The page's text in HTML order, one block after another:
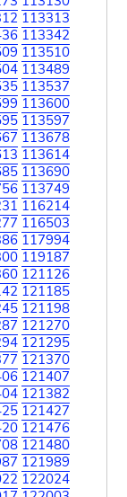
113313
113342
113510
113489
113537
113600
113597
113678
113614
113690
113749
116214
116503
117994
119187
121126
121185
121198
121270
121295
121370
121407
121382
121427
121476
121480
121989
122024